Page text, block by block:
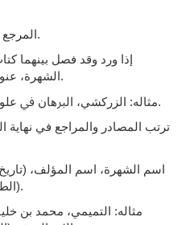
a) المرجع نفسه، الصفحة نفسها.
الشهرة، عنوان الكتاب بخط غامق، ﺝ، ﺹ.
a) مثاله: ﺍﻟﺰﺭﻛﺸﻲ، ﺍﻟﱪﻫﺎﻥ ﰲ ﻋﻠﻮﻡ ﺍﻟﻘﺮﺁﻥ، ﺝ1، ﺹ150.
(الطبعة)، مكان النشر، دار الناشر.